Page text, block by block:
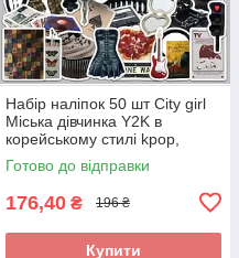
Набір наліпок 50 шт City girl
Міська дівчинка Y2K в
корейському стилі kpop,
наклейка на телефон ноутбук
гаджети
Готово до відправки
176,40 ₴ 196 ₴
Купити